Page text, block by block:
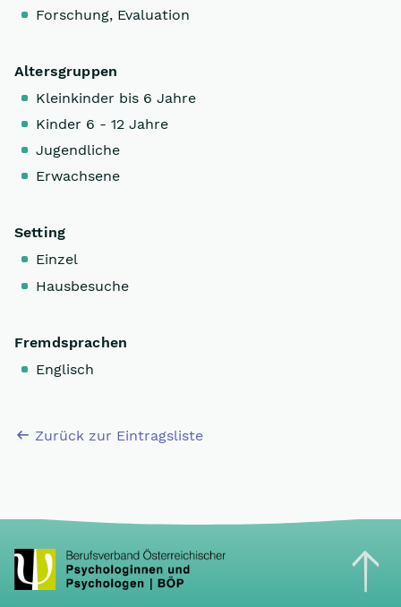
Forschung, Evaluation
Altersgruppen
Kleinkinder bis 6 Jahre
Kinder 6 - 12 Jahre
Jugendliche
Erwachsene
Setting
Einzel
Hausbesuche
Fremdsprachen
Englisch
Zurück zur Eintragsliste